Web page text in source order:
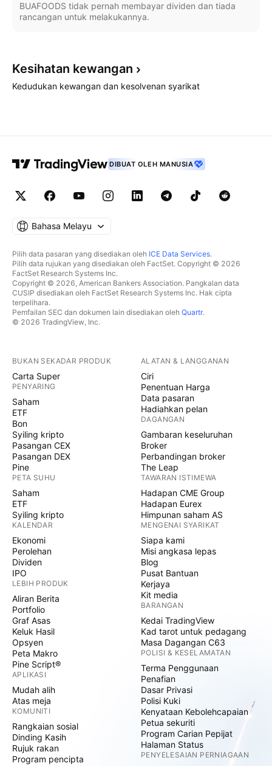
BUAFOODS tidak pernah membayar dividen dan tiada
rancangan untuk melakukannya.
Kesihatan kewangan
Kedudukan kewangan dan kesolvenan syarikat
DIBUAT OLEH MANUSIA
Bahasa Melayu
Pilih data pasaran yang disediakan oleh ICE Data Services.
Pilih data rujukan yang disediakan oleh FactSet. Copyright © 2026
FactSet Research Systems Inc.
Copyright © 2026, American Bankers Association. Pangkalan data
CUSIP disediakan oleh FactSet Research Systems Inc. Hak cipta
terpelihara.
Pemfailan SEC dan dokumen lain disediakan oleh Quartr.
© 2026 TradingView, Inc.
BUKAN SEKADAR PRODUK
Carta Super
PENYARING
Saham
ETF
Bon
Syiling kripto
Pasangan CEX
Pasangan DEX
Pine
PETA SUHU
Saham
ETF
Syiling kripto
KALENDAR
Ekonomi
Perolehan
Dividen
IPO
LEBIH PRODUK
Aliran Berita
Portfolio
Graf Asas
Keluk Hasil
Opsyen
Peta Makro
Pine Script®
APLIKASI
Mudah alih
Atas meja
KOMUNITI
Rangkaian sosial
Dinding Kasih
Rujuk rakan
Program pencipta
ALATAN & LANGGANAN
Ciri
Penentuan Harga
Data pasaran
Hadiahkan pelan
DAGANGAN
Gambaran keseluruhan
Broker
Perbandingan broker
The Leap
TAWARAN ISTIMEWA
Hadapan CME Group
Hadapan Eurex
Himpunan saham AS
MENGENAI SYARIKAT
Siapa kami
Misi angkasa lepas
Blog
Pusat Bantuan
Kerjaya
Kit media
BARANGAN
Kedai TradingView
Kad tarot untuk pedagang
Masa Dagangan C63
POLISI & KESELAMATAN
Terma Penggunaan
Penafian
Dasar Privasi
Polisi Kuki
Kenyataan Kebolehcapaian
Petua sekuriti
Program Carian Pepijat
Halaman Status
PENYELESAIAN PERNIAGAAN